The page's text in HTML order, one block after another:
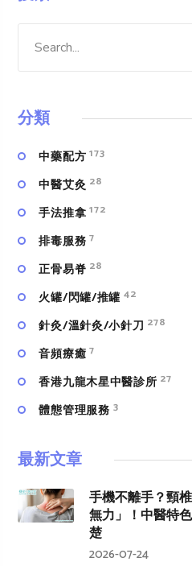
分類
中藥配方 173
中醫艾灸 28
手法推拿 172
排毒服務 7
正骨易脊 28
火罐/閃罐/推罐 42
針灸/溫針灸/小針刀 278
⾳頻療癒 7
香港九龍木星中醫診所 27
體態管理服務 3
最新文章
手機不離手？頸
無力」！中醫特
楚
2026-07-24